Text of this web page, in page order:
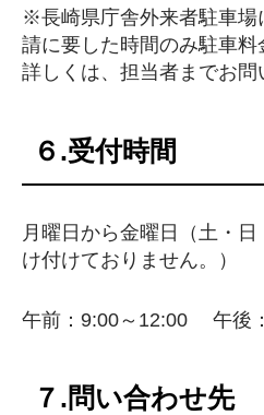
※長崎県庁舎外来者駐車場
請に要した時間のみ駐車料
詳しくは、担当者までお問
６.受付時間
月曜日から金曜日（土・
け付けておりません。）
午前：9:00～12:00 午後
７.問い合わせ先